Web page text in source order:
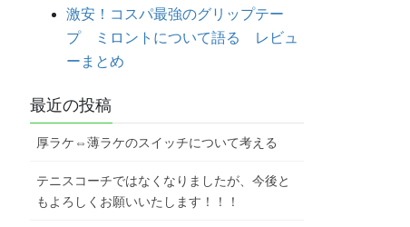
激安！コスパ最強のグリップテー
プ ミロントについて語る レビュ
ーまとめ
最近の投稿
厚ラケ⇔薄ラケのスイッチについて考える
テニスコーチではなくなりましたが、今後と
もよろしくお願いいたします！！！